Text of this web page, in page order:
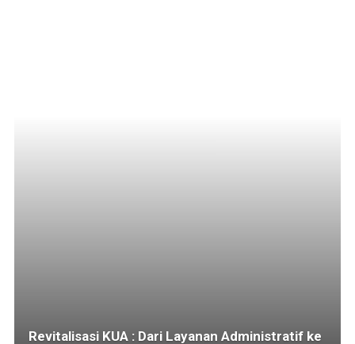
Revitalisasi KUA : Dari Layanan Administratif ke